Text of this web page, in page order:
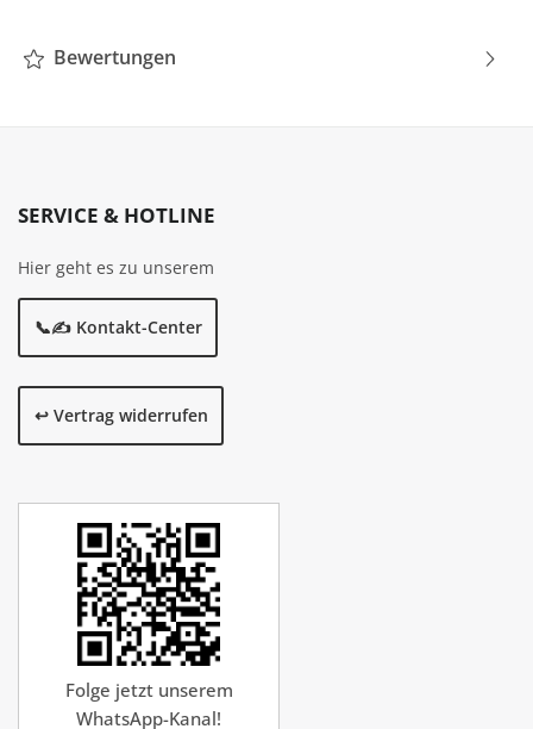
Bewertungen
SERVICE & HOTLINE
Hier geht es zu unserem
📞✍️ Kontakt-Center
↩️ Vertrag widerrufen
Folge jetzt unserem
WhatsApp-Kanal!